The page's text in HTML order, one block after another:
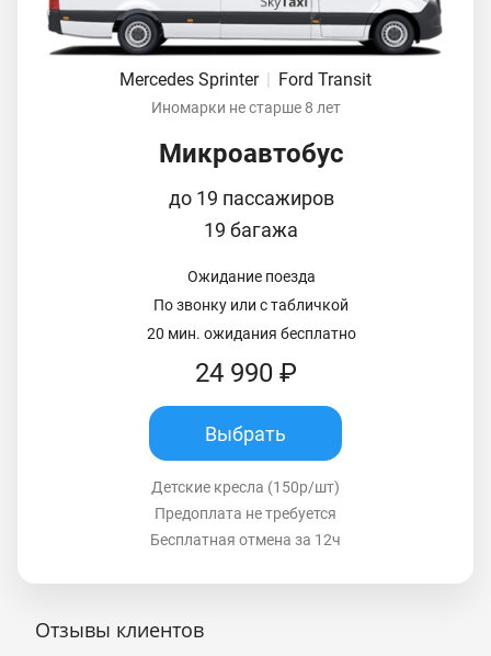
Mercedes Sprinter Ford Transit
Иномарки не старше 8 лет
Микроавтобус
до 19 пассажиров
19 багажа
Ожидание поезда
По звонку или с табличкой
20 мин. ожидания бесплатно
24 990 ₽
Выбрать
Детские кресла (150р/шт)
Предоплата не требуется
Бесплатная отмена за 12ч
Отзывы клиентов